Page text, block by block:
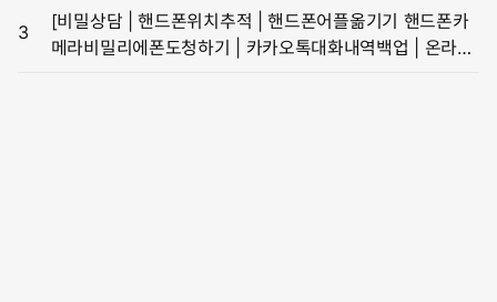
3
[비밀상담 | 핸드폰위치추적 | 핸드폰어플옮기기 핸드폰카
메라비밀리에폰도청하기 | 카카오톡대화내역백업 | 온라인